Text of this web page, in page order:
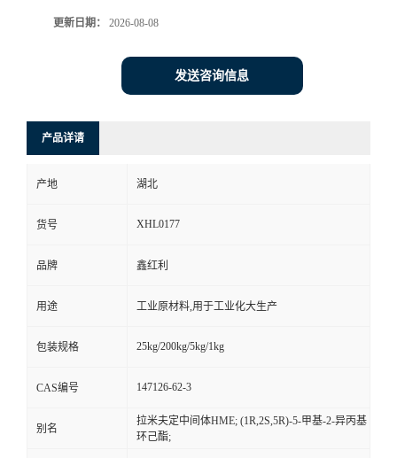
更新日期： 2026-08-08
发送咨询信息
产品详请
产地 湖北
货号 XHL0177
品牌 鑫红利
用途 工业原材料,用于工业化大生产
包装规格 25kg/200kg/5kg/1kg
CAS编号 147126-62-3
别名
拉米夫定中间体HME; (1R,2S,5R)-5-甲基-2-异丙基
环己酯;